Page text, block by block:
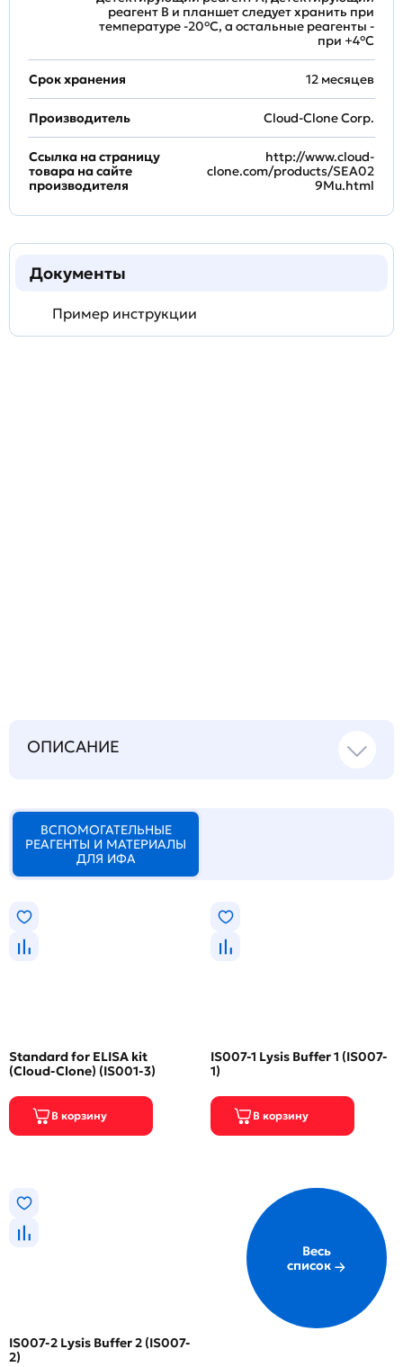
реагент B и планшет следует хранить при
температуре -20°C, а остальные реагенты -
при +4°С
Срок хранения 12 месяцев
Производитель Cloud-Clone Corp.
Ссылка на страницу
товара на сайте
производителя
http://www.cloud-
clone.com/products/SEA02
9Mu.html
Документы
Пример инструкции
ОПИСАНИЕ
ВСПОМОГАТЕЛЬНЫЕ
РЕАГЕНТЫ И МАТЕРИАЛЫ
ДЛЯ ИФА
Standard for ELISA kit
(Cloud-Clone) (IS001-3)
IS007-1 Lysis Buffer 1 (IS007-
1)
IS007-2 Lysis Buffer 2 (IS007-
2)
Весь
список